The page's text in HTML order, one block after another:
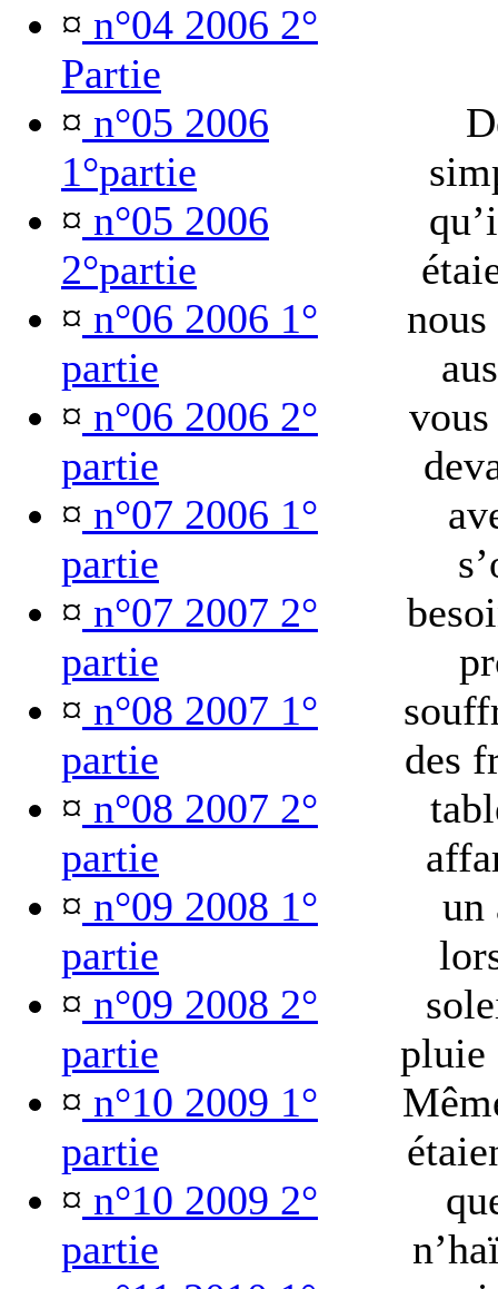
¤ n°04 2006 2°
Partie
¤ n°05 2006
1°partie
¤ n°05 2006
2°partie
¤ n°06 2006 1°
partie
¤ n°06 2006 2°
partie
¤ n°07 2006 1°
partie
¤ n°07 2007 2°
partie
¤ n°08 2007 1°
partie
¤ n°08 2007 2°
partie
¤ n°09 2008 1°
partie
¤ n°09 2008 2°
partie
¤ n°10 2009 1°
partie
¤ n°10 2009 2°
partie
des
un
pluie